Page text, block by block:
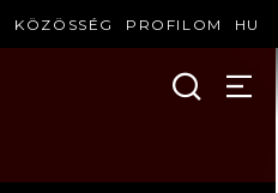
KÖZÖSSÉG PROFILOM HU